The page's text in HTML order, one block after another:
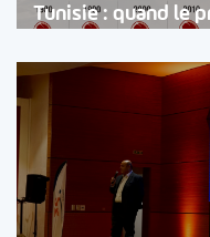
Tunisie : quand le